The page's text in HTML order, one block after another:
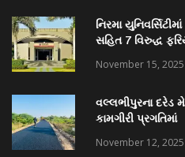
નિરમા
સહિત 7 વિરુદ્ધ
November 15, 2025
વલ્લભીપુરના દરેડ
કામગીરી પ્રગતિમાં
November 12, 2025